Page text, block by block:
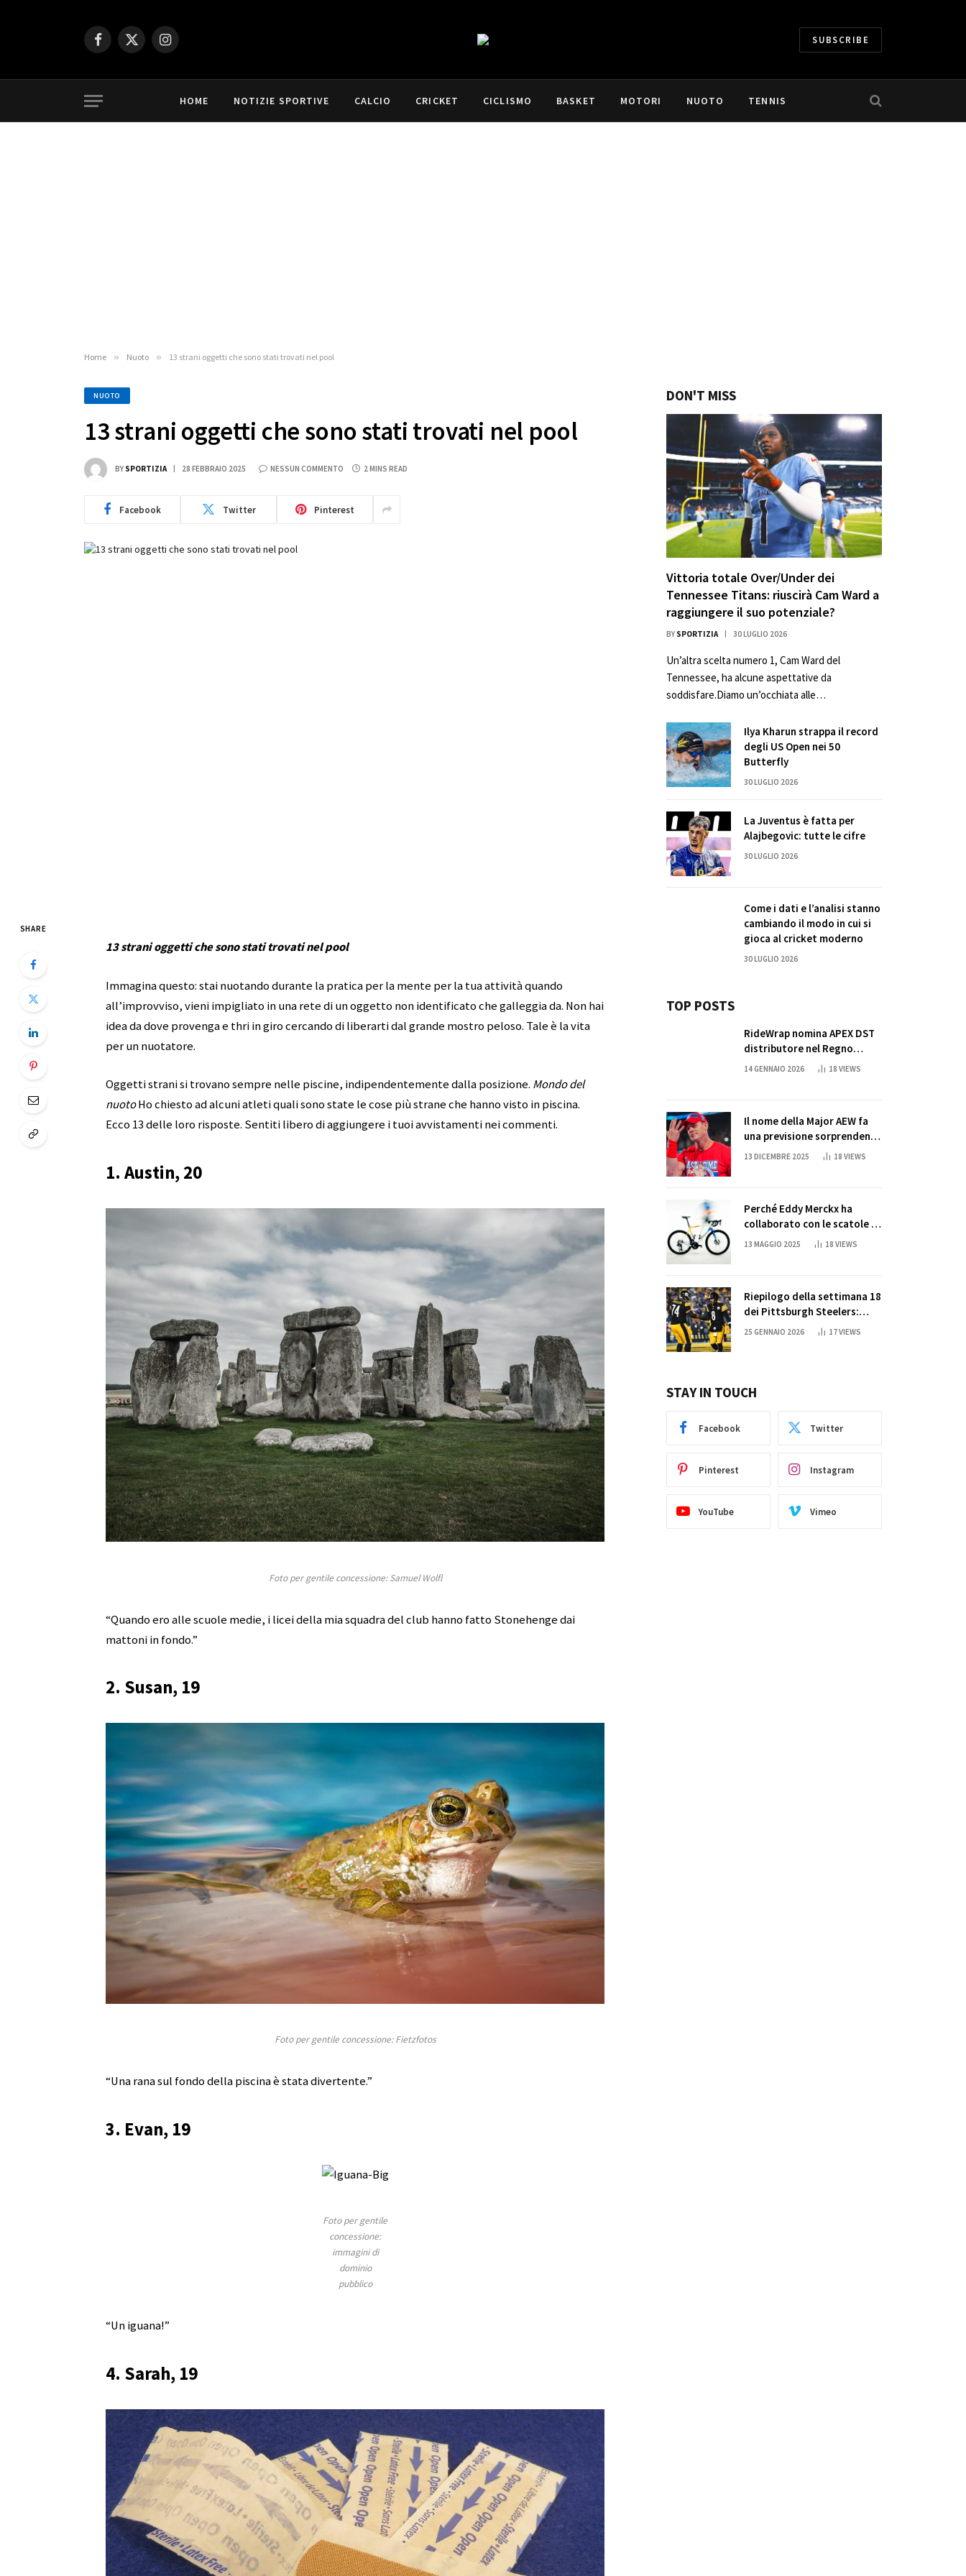
Facebook
X
Instagram SUBSCRIBE
HOME NOTIZIE SPORTIVE CALCIO CRICKET CICLISMO BASKET MOTORI NUOTO TENNIS
Home » Nuoto » 13 strani oggetti che sono stati trovati nel pool
NUOTO
13 strani oggetti che sono stati trovati nel pool
BY SPORTIZIA 28 FEBBRAIO 2025 NESSUN COMMENTO 2 MINS READ
Facebook Twitter Pinterest
SHARE
13 strani oggetti che sono stati trovati nel pool
Immagina questo: stai nuotando durante la pratica per la mente per la tua attività quando
all’improvviso, vieni impigliato in una rete di un oggetto non identificato che galleggia da. Non hai
idea da dove provenga e thri in giro cercando di liberarti dal grande mostro peloso. Tale è la vita
per un nuotatore.
Oggetti strani si trovano sempre nelle piscine, indipendentemente dalla posizione. Mondo del
nuotoHo chiesto ad alcuni atleti quali sono state le cose più strane che hanno visto in piscina.
Ecco 13 delle loro risposte. Sentiti libero di aggiungere i tuoi avvistamenti nei commenti.
1. Austin, 20
Foto per gentile concessione: Samuel Wolfl
“Quando ero alle scuole medie, i licei della mia squadra del club hanno fatto Stonehenge dai
mattoni in fondo.”
2. Susan, 19
Foto per gentile concessione: Fietzfotos
“Una rana sul fondo della piscina è stata divertente.”
3. Evan, 19
Foto per gentile
concessione:
immagini di
dominio
pubblico
“Un iguana!”
4. Sarah, 19
DON'T MISS
Vittoria totale Over/Under dei
Tennessee Titans: riuscirà Cam Ward a
raggiungere il suo potenziale?
BY SPORTIZIA 30 LUGLIO 2026
Un’altra scelta numero 1, Cam Ward del
Tennessee, ha alcune aspettative da
soddisfare.Diamo un’occhiata alle…
Ilya Kharun strappa il record
degli US Open nei 50
Butterfly
30 LUGLIO 2026
La Juventus è fatta per
Alajbegovic: tutte le cifre
30 LUGLIO 2026
Come i dati e l’analisi stanno
cambiando il modo in cui si
gioca al cricket moderno
30 LUGLIO 2026
TOP POSTS
RideWrap nomina APEX DST
distributore nel Regno
Unito
14 GENNAIO 2026 18 VIEWS
Il nome della Major AEW fa
una previsione sorprendente
per la partita di ritiro di
13 DICEMBRE 2025 18 VIEWS
Perché Eddy Merckx ha
collaborato con le scatole di
succo di Sun Capri
13 MAGGIO 2025 18 VIEWS
Riepilogo della settimana 18
dei Pittsburgh Steelers:
credi nei miracoli?
25 GENNAIO 2026 17VIEWS
STAY IN TOUCH
Facebook Twitter
Pinterest Instagram
YouTube Vimeo